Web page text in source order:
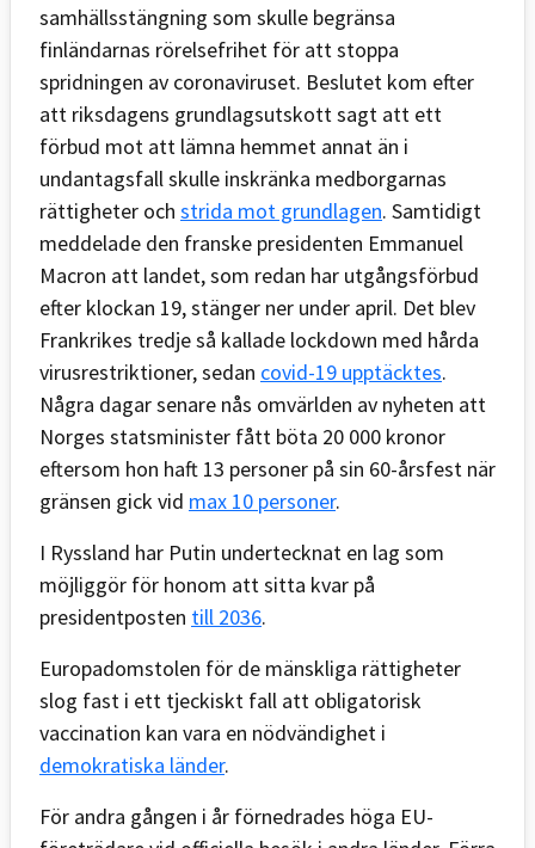
samhällsstängning som skulle begränsa
finländarnas rörelsefrihet för att stoppa
spridningen av coronaviruset. Beslutet kom efter
att riksdagens grundlagsutskott sagt att ett
förbud mot att lämna hemmet annat än i
undantagsfall skulle inskränka medborgarnas
rättigheter och strida mot grundlagen. Samtidigt
meddelade den franske presidenten Emmanuel
Macron att landet, som redan har utgångsförbud
efter klockan 19, stänger ner under april. Det blev
Frankrikes tredje så kallade lockdown med hårda
virusrestriktioner, sedan covid-19 upptäcktes.
Några dagar senare nås omvärlden av nyheten att
Norges statsminister fått böta 20 000 kronor
eftersom hon haft 13 personer på sin 60-årsfest när
gränsen gick vid max 10 personer.
I Ryssland har Putin undertecknat en lag som
möjliggör för honom att sitta kvar på
presidentposten till 2036.
Europadomstolen för de mänskliga rättigheter
slog fast i ett tjeckiskt fall att obligatorisk
vaccination kan vara en nödvändighet i
demokratiska länder.
För andra gången i år förnedrades höga EU-